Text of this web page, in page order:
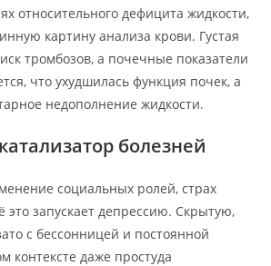
относительного дефицита жидкости,
картину анализа крови. Густая
тромбозов, а почечные показатели
что ухудшилась функция почек, а
недополнение жидкости.
болезней
социальных ролей, страх
это запускает депрессию. Скрытую,
с бессонницей и постоянной
контексте даже простуда